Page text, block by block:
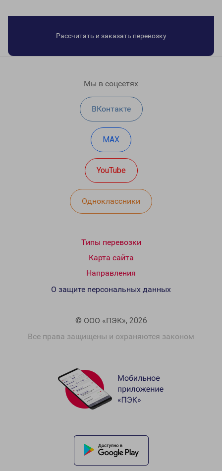
Рассчитать и заказать перевозку
Мы в соцсетях
ВКонтакте
MAX
YouTube
Одноклассники
Типы перевозки
Карта сайта
Направления
© ООО «ПЭК», 2026
Все права защищены и охраняются законом
О защите персональных данных